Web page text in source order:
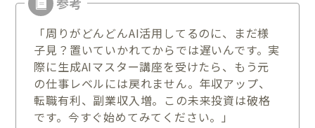
「周りがどんどんAI活用してるのに、まだ様
子見？置いていかれてからでは遅いんです。実
際に生成AIマスター講座を受けたら、もう元
の仕事レベルには戻れません。年収アップ、
転職有利、副業収入増。この未来投資は破格
です。今すぐ始めてみてください。」